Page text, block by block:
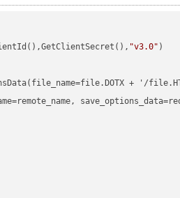
"v3.0" )
+ '/